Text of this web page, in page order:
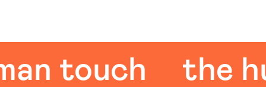
touch the